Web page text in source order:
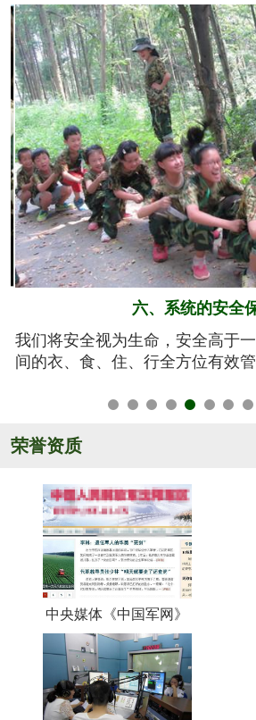
五、规范的军训
亮剑军事夏令营的训练基地训练
氛围浓厚，后勤保障完善，管理
荣誉资质
中央媒体《中国军网》